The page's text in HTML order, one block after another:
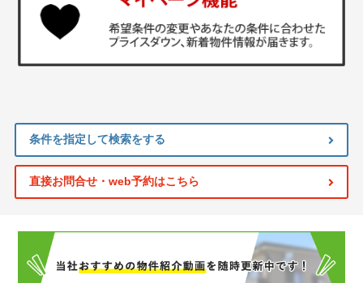
条件を指定して検索をする
直接お問合せ・web予約はこちら